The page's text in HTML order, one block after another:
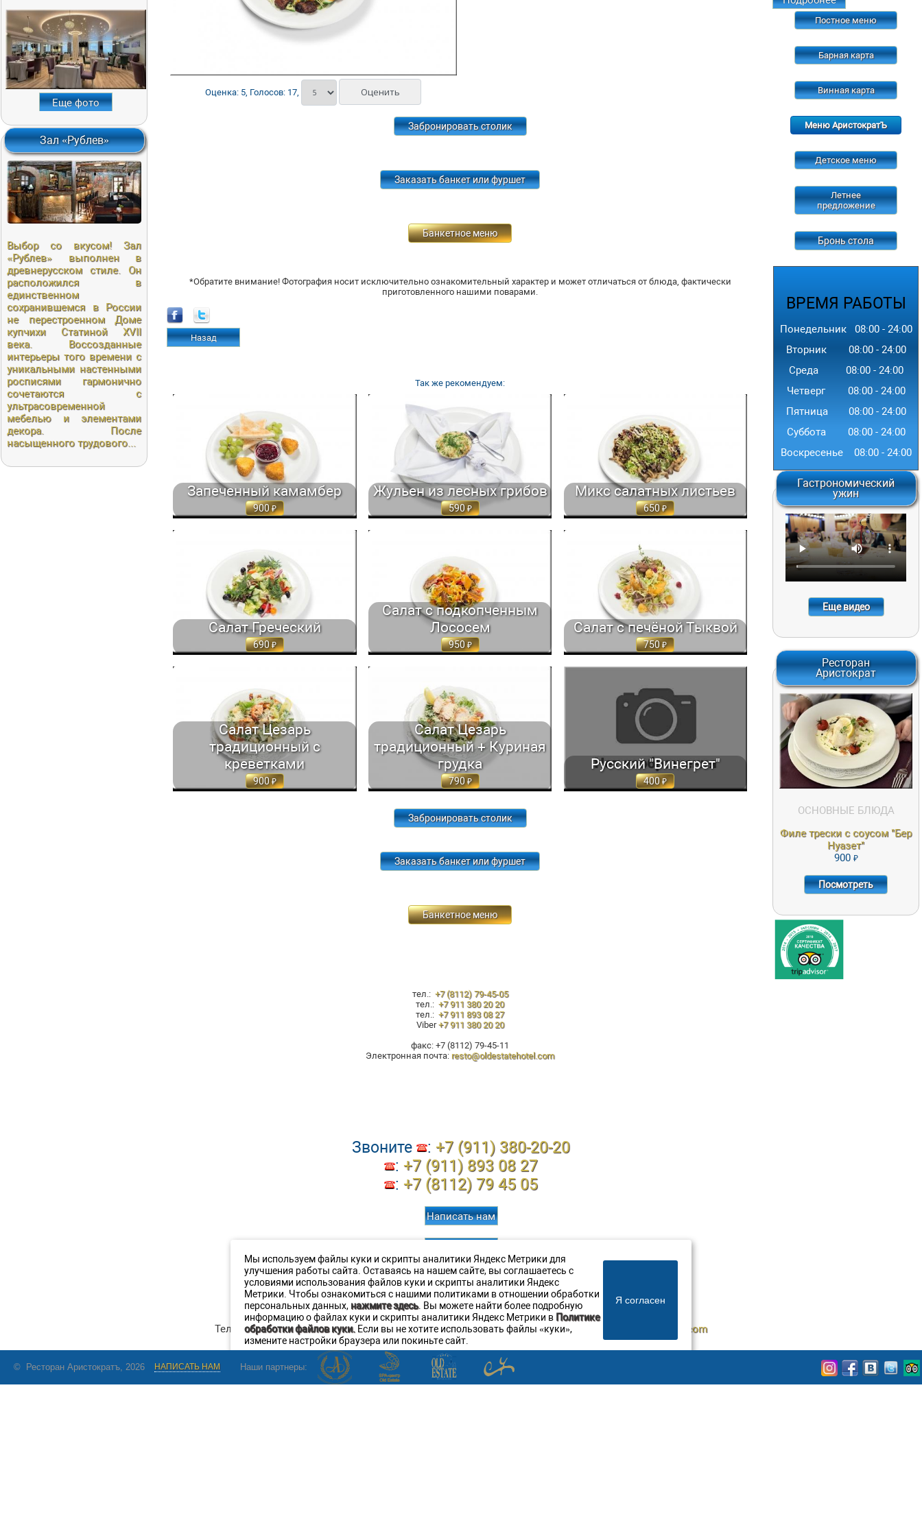
Еще фото
Зал «Рублев»
Выбор со вкусом! Зал
«Рублeв» выполнен в
древнерусском стиле. Он
расположился в
единственном
сохранившемся в России
не перестроенном Доме
купчихи Статиной XVII
века. Воссозданные
интерьеры того времени с
уникальными настенными
росписями гармонично
сочетаются с
ультрасовременной
мебелью и элементами
декора. После
насыщенного трудового...
Оценка: 5, Голосов: 17,
Забронировать столик
Заказать банкет или фуршет
Банкетное меню
*Обратите внимание! Фотография носит исключительно ознакомительный характер и может отличаться от блюда, фактически
приготовленного нашими поварами.
Назад
Так же рекомендуем:
Запеченный камамбер
900
ЗАПЕЧЕННЫЙ КАМАМБЕР, СЕРВИРУЕТСЯ
СВЕЖИМ ВИНОГРАДОМ,... 300 ГР. 900
Жульен из лесных грибов
590
ЖУЛЬЕН ИЗ ЛЕСНЫХ ГРИБОВ С БЕЛЫМ
ВИНОМ, СЛИВКАМИ И СЫРОМ 150 ГР. 590
Микс салатных листьев
650
ВЕШЕНКАМИ, ЗАПРАВЛЕННЫЕ... 200 ГР. 650
Салат Греческий
690
ЛИСТЬЯМИ, СВЕЖИМИ ОВОЩАМИ,... 250 ГР.
690
Салат с подкопченным
Лососем
950
Салат с печёной Тыквой
750
САЛАТ С ПЕЧЁНОЙ ТЫКВОЙ И ЖАРЕНОЙ
КУРИНОЙ ПЕЧЕНЬЮ,... 250 ГР. 750
Салат Цезарь
традиционный с
креветками
900
ЛИСТЬЯ РОМЭЙН С... 160/60 ГР. 900
Салат Цезарь
традиционный + Куриная
грудка
790
ЛИСТЬЯ РОМЭЙН С... 150/50 ГР. 790
Русский "Винегрет"
400
ОВОЩЕЙ, ЗАПРАВЛЕННЫЙ МАСЛОМ 220 ГР.
400
Забронировать столик
Заказать банкет или фуршет
Банкетное меню
тел.: +7 (8112) 79-45-05
тел.:+7 911 380 20 20
тел.:+7 911 893 08 27
Viber+7 911 380 20 20
факс: +7 (8112) 79-45-11
Электронная почта: resto@oldestatehotel.com
Постное меню
Барная карта
Винная карта
Меню АристократЪ
Детское меню
Летнее
предложение
Бронь стола
ВРЕМЯ РАБОТЫ
Понедельник 08:00 - 24:00
Вторник
08:00 -24:00
Среда
08:00 -24:00
Четверг
08:00 - 24:00
Пятница
08:00 - 24:00
Суббота
08:00 - 24:00
Воскресенье
08:00 -24:00
Гастрономический
ужин
Еще видео
Ресторан
Аристократ
ОСНОВНЫЕ БЛЮДА
Филе трески с соусом "Бер
Нуазет"
900
Посмотреть
ФИЛЕ ТРЕСКИ, ЗАПЕЧЕННОЕ С
СОУСОМ "БЕР НУАЗЕТ" И
СВЕЖИМ ТИМЬЯНОМ,
СЕРВИРОВАННОЕ
ПОШИРОВАННЫМ ЛУКОМ-
ПОРЕЕМ И СВЕЖЕЙ МОРКОВЬЮ
900
ПОСМОТРЕТЬ
© Ресторан Аристократъ, 2026 НАПИСАТЬ НАМ Наши партнеры:
Звоните : +7 (911) 380-20-20
: +7 (911) 893 08 27
: +7 (8112) 79 45 05
Написать нам
Ресторан АристократъКонтакты:
Адрес
:ул. Верхне-Береговая, д.4 180006 Псков,
Телефон
:+7 (911) 380-20-20 , Факс:+7 8112 79-45-05, Электронная почта ✉: resto@oldestatehotel.com
Мы используем файлы куки и скрипты аналитики Яндекс Метрики для
улучшения работы сайта. Оставаясь на нашем сайте, вы соглашаетесь с
условиями использования файлов куки и скрипты аналитики Яндекс
Метрики. Чтобы ознакомиться с нашими политиками в отношении обработки
персональных данных, нажмите здесь. Вы можете найти более подробную
информацию о файлах куки и скрипты аналитики Яндекс Метрики в Политике
обработки файлов куки. Если вы не хотите использовать файлы «куки»,
измените настройки браузера или покиньте сайт.
Я согласен